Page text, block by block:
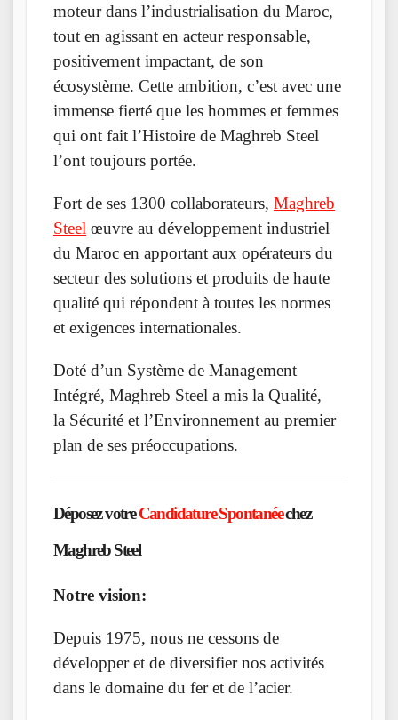
moteur dans l’industrialisation du Maroc,
tout en agissant en acteur responsable,
positivement impactant, de son
écosystème. Cette ambition, c’est avec une
immense fierté que les hommes et femmes
qui ont fait l’Histoire de Maghreb Steel
l’ont toujours portée.
Fort de ses 1300 collaborateurs, Maghreb
Steel œuvre au développement industriel
du Maroc en apportant aux opérateurs du
secteur des solutions et produits de haute
qualité qui répondent à toutes les normes
et exigences internationales.
Doté d’un Système de Management
Intégré, Maghreb Steel a mis la Qualité,
la Sécurité et l’Environnement au premier
plan de ses préoccupations.
Déposez votreCandidature Spontanéechez
Maghreb Steel
Notre vision:
Depuis 1975, nous ne cessons de
développer et de diversifier nos activités
dans le domaine du fer et de l’acier.